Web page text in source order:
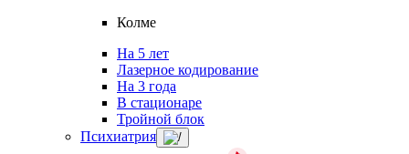
Колме
На 5 лет
Лазерное кодирование
На 3 года
В стационаре
Тройной блок
Психиатрия